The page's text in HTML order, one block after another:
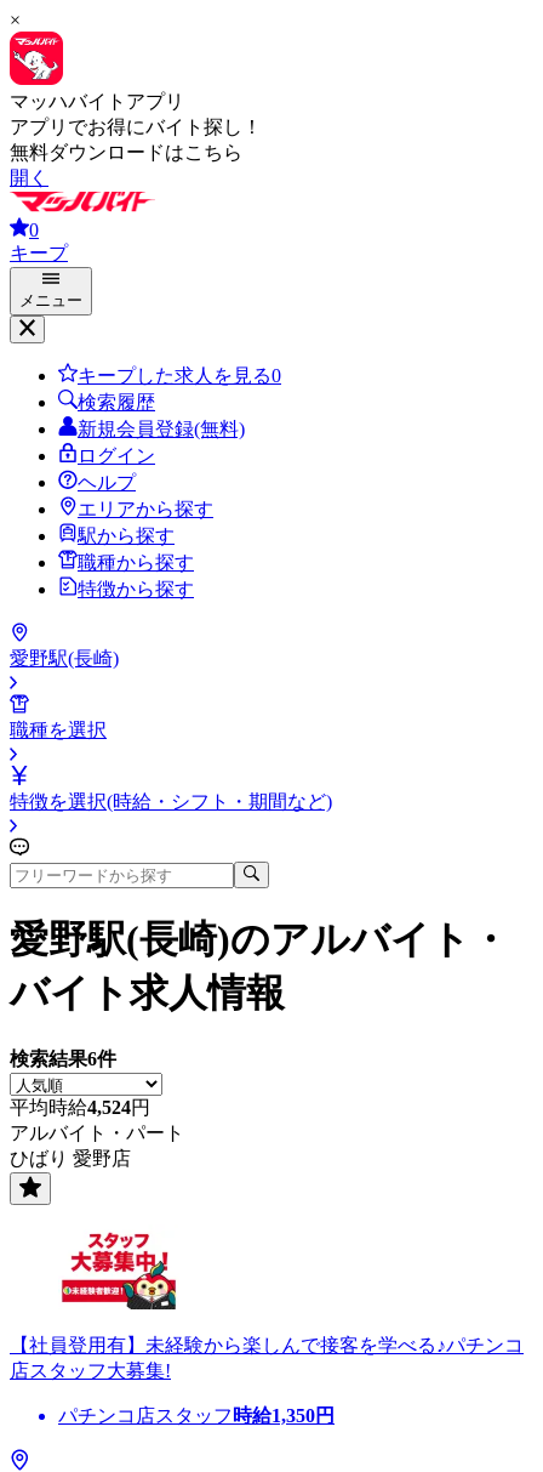
×
マッハバイトアプリ
アプリでお得にバイト探し！
無料ダウンロードはこちら
開く
0
キープ
メニュー
キープした求人を見る0
検索履歴
新規会員登録(無料)
ログイン
ヘルプ
エリアから探す
駅から探す
職種から探す
特徴から探す
愛野駅(長崎)
職種を選択
特徴を選択(時給・シフト・期間など)
愛野駅(長崎)のアルバイト・
バイト求人情報
検索結果6件
平均時給4,524円
アルバイト・パート
ひばり 愛野店
【社員登用有】未経験から楽しんで接客を学べる♪パチンコ
店スタッフ大募集!
パチンコ店スタッフ 時給1,350円